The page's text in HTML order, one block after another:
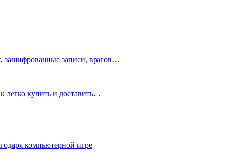
зашифрованные записи, врагов…
легко купить и доставить…
компьютерной игре